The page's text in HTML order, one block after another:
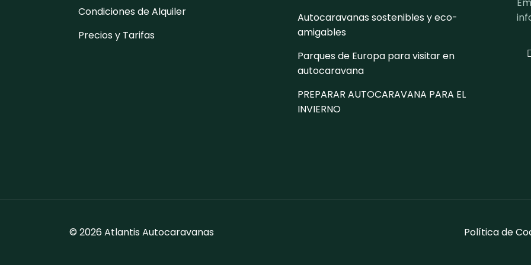
Condiciones de Alquiler
Precios y Tarifas
Autocaravanas sostenibles y eco-
amigables
Parques de Europa para visitar en
autocaravana
PREPARAR AUTOCARAVANA PARA EL
INVIERNO
© 2026 Atlantis Autocaravanas Política de